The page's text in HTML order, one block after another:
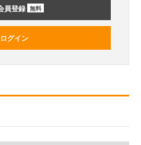
員登録 無料
ログイン